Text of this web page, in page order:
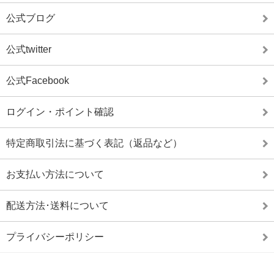
公式ブログ
公式twitter
公式Facebook
ログイン・ポイント確認
特定商取引法に基づく表記（返品など）
お支払い方法について
配送方法･送料について
プライバシーポリシー